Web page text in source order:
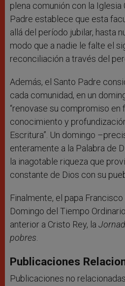
plena comunión con la Iglesia
Padre establece que esta
allá del período jubilar, hasta
modo que a nadie le falte el
reconciliación a través del
Además, el Santo Padre
cada comunidad, en un
“renovase su compromiso en
conocimiento y
Escritura”. Un domingo
enteramente a la Palabra de
la inagotable riqueza que
constante de Dios con su
Finalmente, el papa
Domingo del Tiempo
anterior a Cristo Rey, la
pobres.
Publicaciones
Publicaciones no